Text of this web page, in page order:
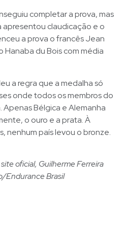
completar a prova, mas
apresentou claudicação e o
a prova o francês Jean
Hanaba du Bois com média
a regra que a medalha só
onde todos os membros do
Apenas Bélgica e Alemanha
o ouro e a prata. À
nenhum país levou o bronze.
oficial, Guilherme Ferreira
Endurance Brasil